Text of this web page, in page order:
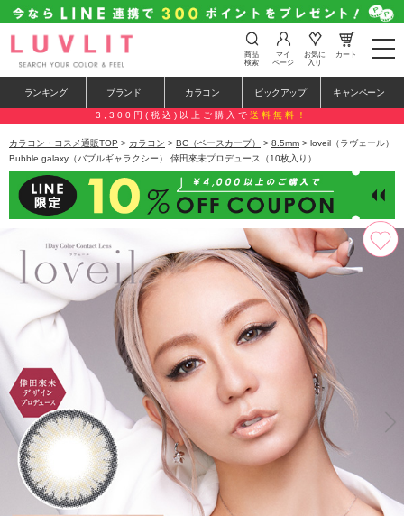
t
o
e
n
a
a
i
o
n
商品
検索
マイ
ページ
お気に
入り
カート
ランキング ブランド カラコン ピックアップ キャンペーン
3,300円(税込)以上ご購入で 送料無料！
カラコン・コスメ通販TOP > カラコン > BC（ベースカーブ） > 8.5mm > loveil（ラヴェール）
Bubble galaxy（バブルギャラクシー） 倖田來未プロデュース（10枚入り）